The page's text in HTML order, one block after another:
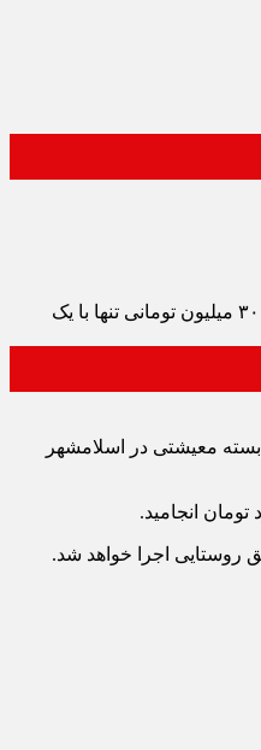
با حمایت بنیاد مستضعفان انقلاب اسلامی از طریق بنیاد علوی، امسال ۸۰۰ میلیارد ریال بودجه برای توسعه اشتغال در شهرستان #اسلامشهر اختصاص یافته و تسهیلات ۱۵۰ تا ۳۰۰ میلیون تومانی تنها با یک
سال گذشته نیز بنیاد مستضعفان انقلاب اسلامی از طریق بنیاد علوی، ۵۶ میلیارد تومان تسهیلات اشتغال‌زایی، ۵ میلیارد تومان ودیعه مسکن برای دهک‌های ۱ تا ۶ و همچنین ۴۷۰ بسته معیشتی در اسلامشهر